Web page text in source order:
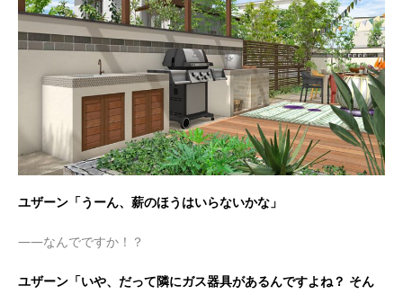
ユザーン「うーん、薪のほうはいらないかな」
——なんでですか！？
ユザーン「いや、だって隣にガス器具があるんですよね？ そん